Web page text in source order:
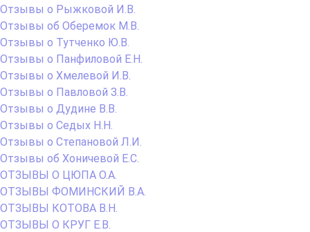
Отзывы о Рыжковой И.В.
Отзывы об Оберемок М.В.
Отзывы о Тутченко Ю.В.
Отзывы о Панфиловой Е.Н.
Отзывы о Хмелевой И.В.
Отзывы о Павловой З.В.
Отзывы о Дудине В.В.
Отзывы о Седых Н.Н.
Отзывы о Степановой Л.И.
Отзывы об Хоничевой Е.С.
ОТЗЫВЫ О ЦЮПА О.А.
ОТЗЫВЫ ФОМИНСКИЙ В.А.
ОТЗЫВЫ КОТОВА В.Н.
ОТЗЫВЫ О КРУГ Е.В.